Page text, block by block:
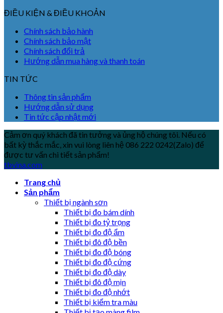
ĐIỀU KIỆN & ĐIỀU KHOẢN
Chính sách bảo hành
Chính sách bảo mật
Chính sách đổi trả
Hướng dẫn mua hàng và thanh toán
TIN TỨC
Thông tin sản phẩm
Hướng dẫn sử dụng
Tin tức cập nhật mới
Cảm ơn quý khách đã tin tưởng và ủng hộ chúng tôi. Nếu có
bất kỳ thắc mắc, xin vui lòng liên hệ 086 222 0242(Zalo) để
được tư vấn chi tiết sản phẩm!
tbvina.com
Trang chủ
Sản phẩm
Thiết bị ngành sơn
Thiết bị đo bám dính
Thiết bị đo tỷ trọng
Thiết bị đo độ ẩm
Thiết bị đô độ bền
Thiết bị đo độ bóng
Thiết bị đo độ cứng
Thiết bị đo độ dày
Thiết bị đô độ mịn
Thiết bị đo độ nhớt
Thiết bị kiểm tra màu